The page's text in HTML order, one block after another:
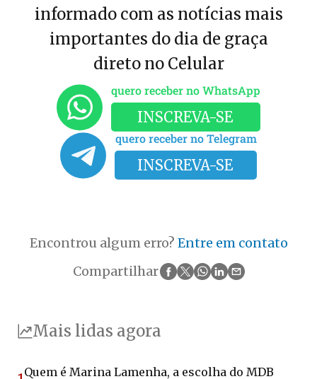
informado com as notícias mais
importantes do dia de graça
direto no Celular
quero receber no WhatsApp
INSCREVA-SE
quero receber no Telegram
INSCREVA-SE
Encontrou algum erro? Entre em contato
Compartilhar
Mais lidas agora
Quem é Marina Lamenha, a escolha do MDB